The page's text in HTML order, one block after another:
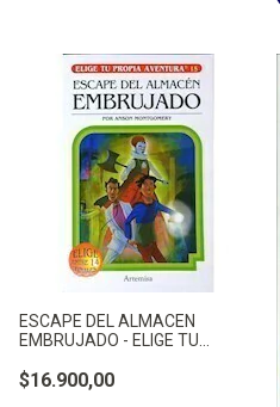
ESCAPE DEL ALMACEN
EMBRUJADO - ELIGE TU
ANSON
$16.900,00